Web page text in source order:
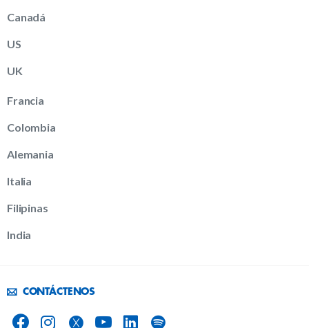
Canadá
US
UK
Francia
Colombia
Alemania
Italia
Filipinas
India
CONTÁCTENOS